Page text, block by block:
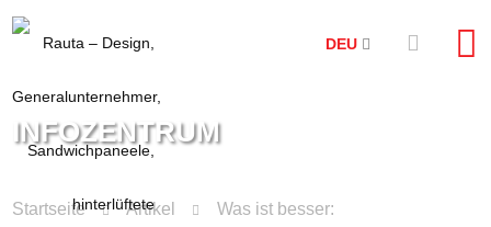
DEU
INFOZENTRUM
Startseite Artikel
Was ist besser: